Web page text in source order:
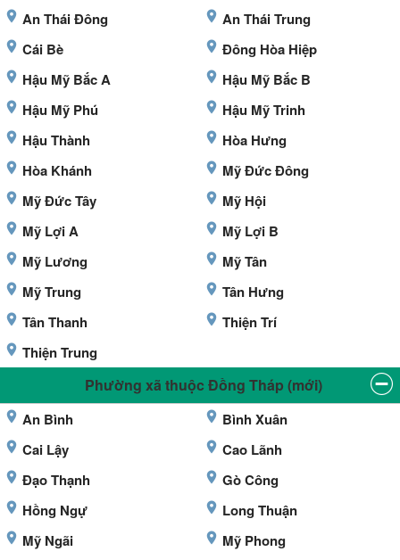
An Thái Đông
An Thái Trung
Cái Bè
Đông Hòa Hiệp
Hậu Mỹ Bắc A
Hậu Mỹ Bắc B
Hậu Mỹ Phú
Hậu Mỹ Trinh
Hậu Thành
Hòa Hưng
Hòa Khánh
Mỹ Đức Đông
Mỹ Đức Tây
Mỹ Hội
Mỹ Lợi A
Mỹ Lợi B
Mỹ Lương
Mỹ Tân
Mỹ Trung
Tân Hưng
Tân Thanh
Thiện Trí
Thiện Trung
Phường xã thuộc Đồng Tháp (mới)
An Bình
Bình Xuân
Cai Lậy
Cao Lãnh
Đạo Thạnh
Gò Công
Hồng Ngự
Long Thuận
Mỹ Ngãi
Mỹ Phong